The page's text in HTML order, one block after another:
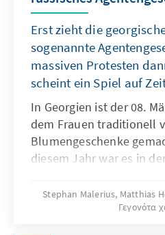
Südkaukasus als
Akteur zu profilieren.
Erst zieht die
sogenannte
massiven Protesten
scheint ein Spiel auf
In Georgien ist der 08.
dem Frauen traditionell
Blumengeschenke
diesem Jahr war es in
viele junge
Wasserwerfern bedacht.
Stephan Malerius, Matthias
Γεγονότα